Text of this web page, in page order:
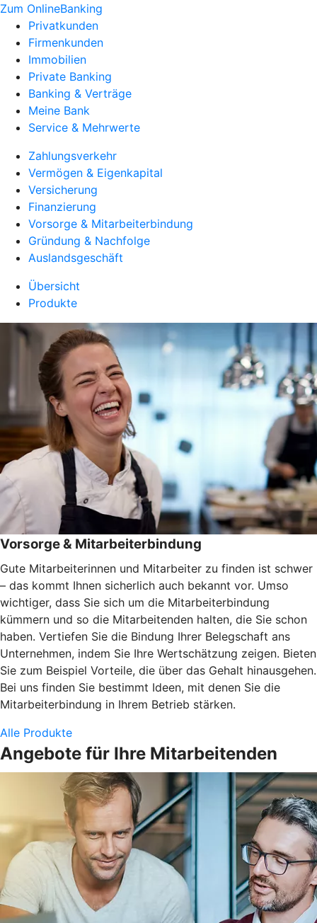
Zum OnlineBanking
Privatkunden
Firmenkunden
Immobilien
Private Banking
Banking & Verträge
Meine Bank
Service & Mehrwerte
Zahlungsverkehr
Vermögen & Eigenkapital
Versicherung
Finanzierung
Vorsorge & Mitarbeiterbindung
Gründung & Nachfolge
Auslandsgeschäft
Übersicht
Produkte
Vorsorge & Mitarbeiterbindung
Gute Mitarbeiterinnen und Mitarbeiter zu finden ist schwer
– das kommt Ihnen sicherlich auch bekannt vor. Umso
wichtiger, dass Sie sich um die Mitarbeiterbindung
kümmern und so die Mitarbeitenden halten, die Sie schon
haben. Vertiefen Sie die Bindung Ihrer Belegschaft ans
Unternehmen, indem Sie Ihre Wertschätzung zeigen. Bieten
Sie zum Beispiel Vorteile, die über das Gehalt hinausgehen.
Bei uns finden Sie bestimmt Ideen, mit denen Sie die
Mitarbeiterbindung in Ihrem Betrieb stärken.
Alle Produkte
Angebote für Ihre Mitarbeitenden